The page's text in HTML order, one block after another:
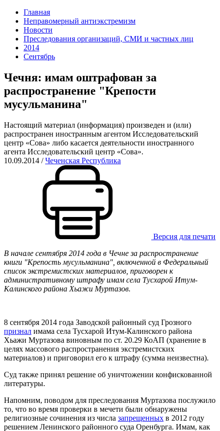
Главная
Неправомерный антиэкстремизм
Новости
Преследования организаций, СМИ и частных лиц
2014
Сентябрь
Чечня: имам оштрафован за
распространение "Крепости
мусульманина"
Настоящий материал (информация) произведен и (или)
распространен иностранным агентом Исследовательский
центр «Сова» либо касается деятельности иностранного
агента Исследовательский центр «Сова».
10.09.2014 /Чеченская Республика
Версия для печати
В начале сентября 2014 года в Чечне за распространение
книги "Крепость мусульманина", включенной в Федеральный
список экстремистских материалов, приговорен к
административному штрафу имам села Тусхарой Итум-
Калинского района Хьажи Муртазов.
8 сентября 2014 года Заводской районный суд Грозного
признал имама села Тусхарой Итум-Калинского района
Хьажи Муртазова виновным по ст. 20.29 КоАП (хранение в
целях массового распространения экстремистских
материалов) и приговорил его к штрафу (сумма неизвестна).
Суд также принял решение об уничтожении конфискованной
литературы.
Напомним, поводом для преследования Муртазова послужило
то, что во время проверки в мечети были обнаружены
религиозные сочинения из числа запрещенных в 2012 году
решением Ленинского районного суда Оренбурга. Имам, как